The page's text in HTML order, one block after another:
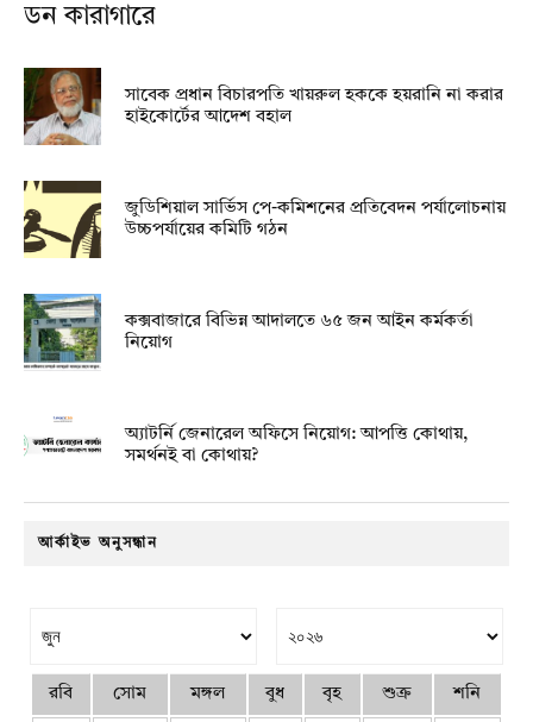
ডন কারাগারে
সাবেক প্রধান বিচারপতি খায়রুল হককে হয়রানি না করার
হাইকোর্টের আদেশ বহাল
জুডিশিয়াল সার্ভিস পে-কমিশনের প্রতিবেদন পর্যালোচনায়
উচ্চপর্যায়ের কমিটি গঠন
কক্সবাজারে বিভিন্ন আদালতে ৬৫ জন আইন কর্মকর্তা
নিয়োগ
অ্যাটর্নি জেনারেল অফিসে নিয়োগ: আপত্তি কোথায়,
সমর্থনই বা কোথায়?
আর্কাইভ অনুসন্ধান
রবি সোম মঙ্গল বুধ বৃহ শুক্র শনি